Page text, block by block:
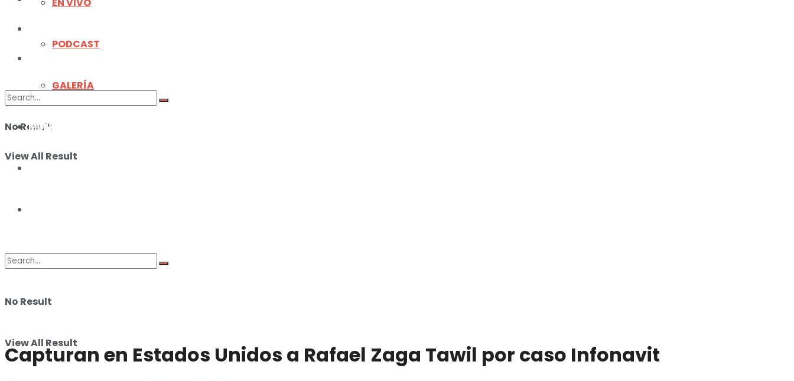
No Result
View All Result
PODCAST
GALERÍA
MUNDO
No Result
View All Result
Capturan en Estados Unidos a Rafael Zaga Tawil por caso Infonavit